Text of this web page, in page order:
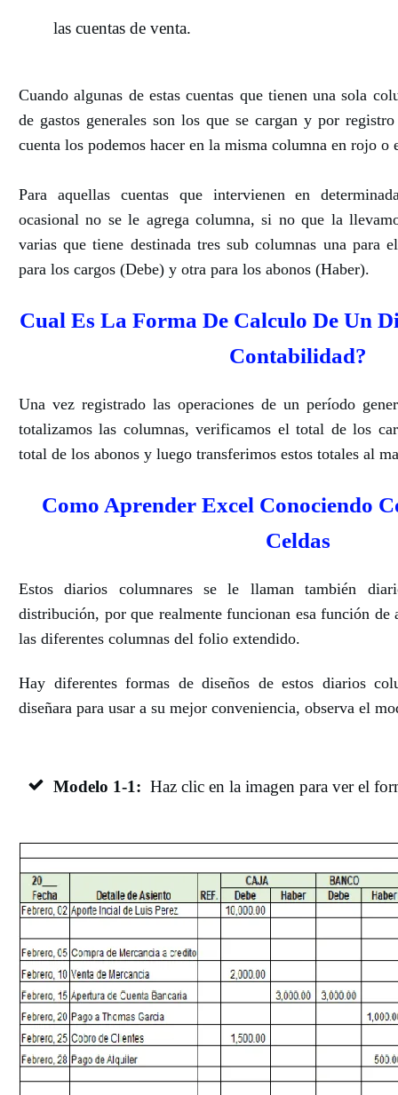
las cuentas de venta.
Cuando algunas de estas cuentas que tienen una sola
de gastos generales son los que se cargan y por
cuenta los podemos hacer en la misma columna en rojo o
Para aquellas cuentas que intervienen en
ocasional no se le agrega columna, si no que la
varias que tiene destinada tres sub columnas una para
para los cargos (Debe) y otra para los abonos (Haber).
Cual Es La Forma De Calculo De Un
Contabilidad?
Una vez registrado las operaciones de un período
totalizamos las columnas, verificamos el total de los
total de los abonos y luego transferimos estos totales al
Como Aprender Excel Conociendo
Celdas
Estos diarios columnares se le llaman también
distribución, por que realmente funcionan esa función
las diferentes columnas del folio extendido.
Hay diferentes formas de diseños de estos diarios
diseñara para usar a su mejor conveniencia, observa el
Modelo 1-1: Haz clic en la imagen para ver el